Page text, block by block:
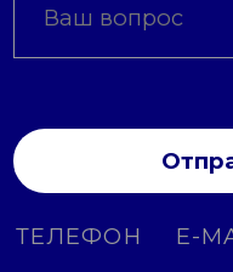
ТЕЛЕФОН E-